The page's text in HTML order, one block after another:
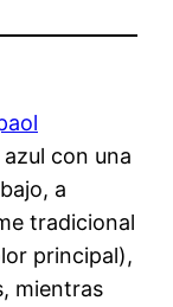
con una
a
tradicional
principal),
mientras